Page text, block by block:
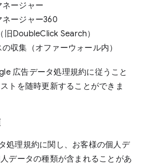
ージャー
ージャー360
旧DoubleClick Search）
収集（オファーウォール内）
広告データ処理規約に従うこと
トを随時更新することができま
処理規約に関し、お客様の個人デ
データの種類が含まれることがあ